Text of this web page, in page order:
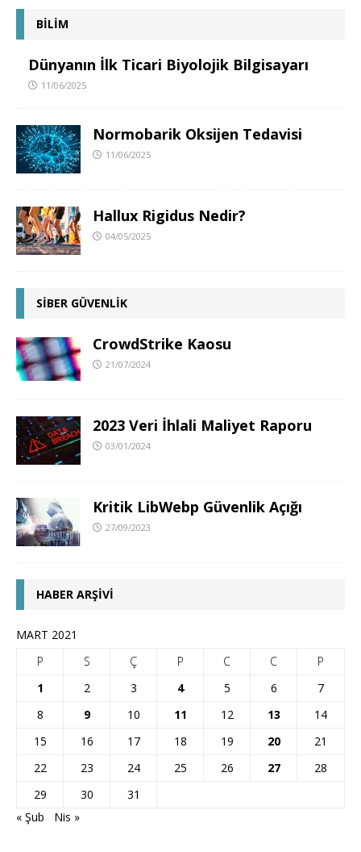
BİLİM
Dünyanın İlk Ticari Biyolojik Bilgisayarı
11/06/2025
Normobarik Oksijen Tedavisi
11/06/2025
Hallux Rigidus Nedir?
04/05/2025
SİBER GÜVENLİK
CrowdStrike Kaosu
21/07/2024
2023 Veri İhlali Maliyet Raporu
03/01/2024
Kritik LibWebp Güvenlik Açığı
27/09/2023
HABER ARŞIVI
MART 2021
P
S Ç P C C
P
1
2 3 4 5 6
7
8
9 10 11 12 13
14
15
16 17 18 19 20
21
22
23 24 25 26 27
28
29
30
31
« Şub
Nis »